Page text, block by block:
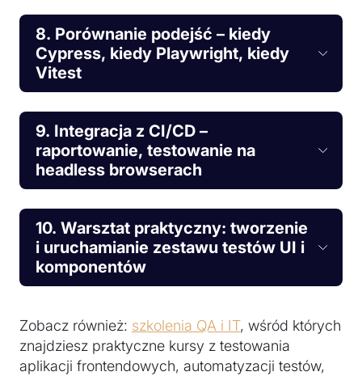
8. Porównanie podejść – kiedy
Cypress, kiedy Playwright, kiedy
Vitest
9. Integracja z CI/CD –
raportowanie, testowanie na
headless browserach
10. Warsztat praktyczny: tworzenie
i uruchamianie zestawu testów UI i
komponentów
Zobacz również: szkolenia QA i IT, wśród których
znajdziesz praktyczne kursy z testowania
aplikacji frontendowych, automatyzacji testów,